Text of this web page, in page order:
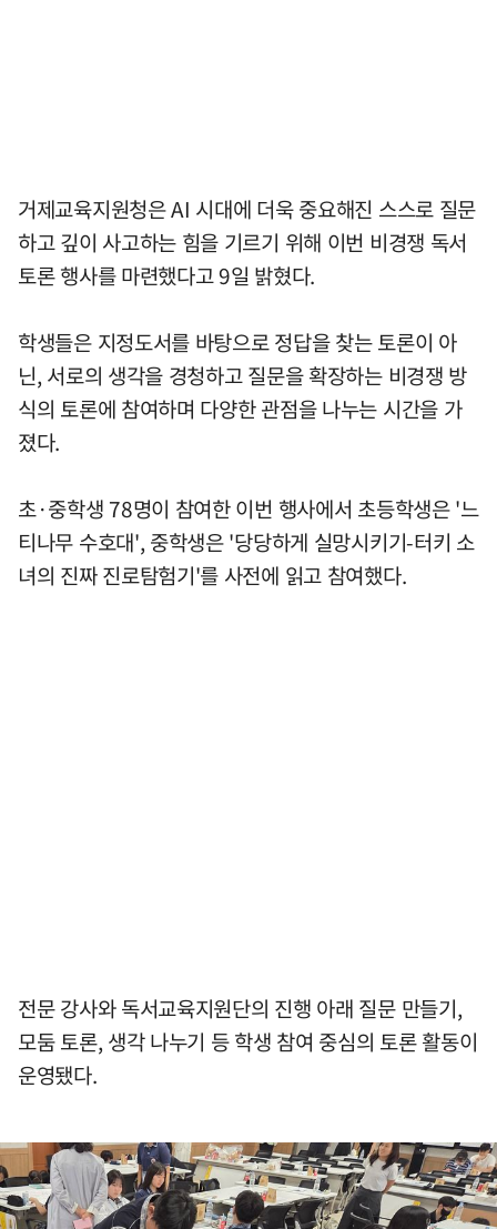
거제교육지원청은 AI 시대에 더욱 중요해진 스스로 질문
하고 깊이 사고하는 힘을 기르기 위해 이번 비경쟁 독서
토론 행사를 마련했다고 9일 밝혔다.
학생들은 지정도서를 바탕으로 정답을 찾는 토론이 아
닌, 서로의 생각을 경청하고 질문을 확장하는 비경쟁 방
식의 토론에 참여하며 다양한 관점을 나누는 시간을 가
졌다.
초·중학생 78명이 참여한 이번 행사에서 초등학생은 '느
티나무 수호대', 중학생은 '당당하게 실망시키기-터키 소
녀의 진짜 진로탐험기'를 사전에 읽고 참여했다.
전문 강사와 독서교육지원단의 진행 아래 질문 만들기,
모둠 토론, 생각 나누기 등 학생 참여 중심의 토론 활동이
운영됐다.